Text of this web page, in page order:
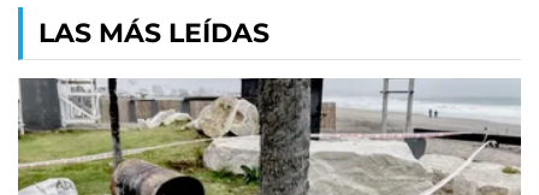
LAS MÁS LEÍDAS